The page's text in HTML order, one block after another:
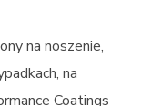
na noszenie,
na
Coatings